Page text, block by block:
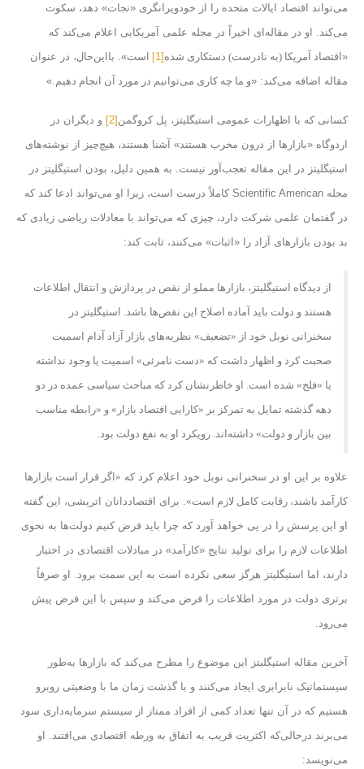
می‌تواند اقتصاد ایالات متحده را از خودویرانگری «نجات» دهد، سکوت
می‌کند. او در مقاله‌ای اخیراً در مجله علمی آمریکایی اعلام می‌کند که
« اقتصاد آمریکا (به نادرست) دستکاری شده [1] است». با‌این‌حال، در عنوان
مقاله اضافه می‌کند: «و ما چه کاری می‌توانیم در مورد آن انجام دهیم .»
کسانی که با اظهارات عمومی استیگلیتز، پل کروگمن [2]
و دیگران در
اردوگاه «بازارها از درون مخرب هستند» آشنا هستند، هیچ‌چیز از نوشته‌های
استیگلیتز در این مقاله تعجب‌آور نیست. به همین دلیل، بودن استیگلیتز در
مجله Scientific American کاملاً درست است، زیرا او می‌تواند ادعا کند که
در گفتمان علمی شرکت دارد، چیزی که می‌تواند با معادلات ریاضی زیادی که
بد بودن بازارهای آزاد را «اثبات» می‌کنند، ثابت کند:
از دیدگاه استیگلیتز، بازارها مملو از نقص در پردازش و انتقال اطلاعات
هستند و دولت باید آماده اصلاح این نقص‌ها باشد. استیگلیتز در
سخنرانی نوبل خود از «تضعیف» نظریه‌های بازار آزاد آدام اسمیت
صحبت کرد و اظهار داشت که «دست نامرئی» اسمیت یا وجود نداشته
یا «فلج» شده است. او خاطرنشان کرد که مباحث سیاسی عمده در دو
دهه گذشته تمایل به تمرکز بر «کارایی اقتصاد بازار» و «رابطه مناسب
بین بازار و دولت» داشته‌اند. رویکرد او به نفع دولت بود.
علاوه بر این او در سخنرانی نوبل خود اعلام کرد که «اگر قرار است بازارها
کارآمد باشند، رقابت کامل لازم است» . برای اقتصاددانان اتریشی، این گفته
او این پرسش را در پی خواهد آورد که چرا باید فرض کنیم دولت‌ها به نحوی
اطلاعات لازم را برای تولید نتایج «کارآمد» در مبادلات اقتصادی در اختیار
دارند، اما استیگلیتز هرگز سعی نکرده است به این سمت برود. او صرفاً
برتری دولت در مورد اطلاعات را فرض می‌کند و سپس با این فرض پیش
می‌رود.
آخرین مقاله استیگلیتز این موضوع را مطرح می‌کند که بازارها به‌طور
سیستماتیک نابرابری ایجاد می‌کنند و با گذشت زمان ما با وضعیتی روبرو
هستیم که در آن تنها تعداد کمی از افراد ممتاز از سیستم سرمایه‌داری سود
می‌برند در‌حالی‌که اکثریت قریب به اتفاق به ورطه اقتصادی می‌افتند. او
می‌نویسد: